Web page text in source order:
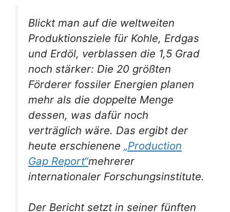
Blickt man auf die weltweiten
Produktionsziele für Kohle, Erdgas
und Erdöl, verblassen die 1,5 Grad
noch stärker: Die 20 größten
Förderer fossiler Energien planen
mehr als die doppelte Menge
dessen, was dafür noch
verträglich wäre. Das ergibt der
heute erschienene „Production
Gap Report“mehrerer
internationaler Forschungsinstitute.
Der Bericht setzt in seiner fünften